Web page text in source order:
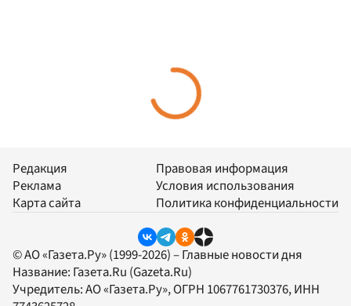
Редакция
Реклама
Карта сайта
Правовая информация
Условия использования
Политика конфиденциальности
© АО «Газета.Ру» (1999-2026) – Главные новости дня
Название: Газета.Ru (Gazeta.Ru)
Учредитель:АО «Газета.Ру», ОГРН 1067761730376, ИНН